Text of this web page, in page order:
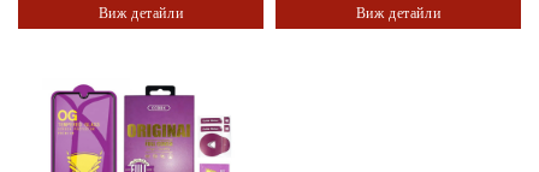
Виж детайли Виж детайли